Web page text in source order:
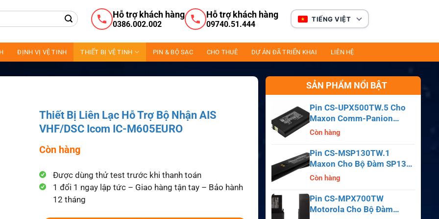
Hỗ trợ khách hàng
0386.002.002
Hỗ trợ khách hàng
09740.51.444
TIẾNG VIỆT
ĐỊNH VỊ VỆ TINH THIẾT BỊ VỆ TINH PIN & BỘ SẠC CHO THUÊ DỰ ÁN ĐÃ TRIỂN KHAI LIÊN HỆ
Thiết Bị Liên Lạc Hỗ Trợ Bộ Nhận AIS
VHF/DSC Icom IC-M605EURO
Còn hàng
Được dùng thử test trước khi thanh toán
1 đổi 1 ngay lập tức – Giao hàng tận tay – Bảo hành
12 tháng
SẢN PHẨM NỔI BẬT
Pin CS-UPX500TW.5 Cho
Maxon Comm-Panion
CP0150, CP0511, CP0515
Còn hàng
Pin CS-MSP130TW.1
Maxon Cho Bộ Đàm SP130,
SP140, SP150, SL55
Còn hàng
Pin CS-MPX700TW
Motorola Cho Bộ Đàm